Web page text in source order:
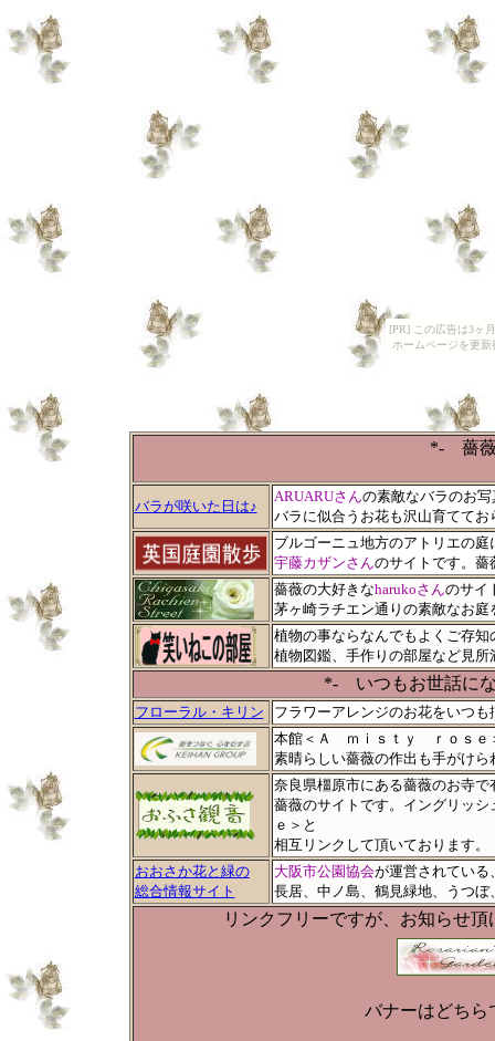
[PR] この広告は3ヶ
ホームページを更
*- 薔
バラが咲いた日は♪
ARUARUさんの素敵なバラのお
バラに似合うお花も沢山育てて
ブルゴーニュ地方のアトリエの
宇藤カザンさんのサイトです。薔
薔薇の大好きなharukoさんのサイ
茅ヶ崎ラチエン通りの素敵なお庭
植物の事ならなんでもよくご存知
植物図鑑、手作りの部屋など見所
*- いつもお世話に
フローラル・キリン
フラワーアレンジのお花をいつ
本館＜Ａ ｍｉｓｔｙ ｒｏｓｅ
素晴らしい薔薇の作出も手がけら
奈良県橿原市にある薔薇のお寺
薔薇のサイトです。イングリッ
ｅ＞と
相互リンクして頂いております。
おおさか花と緑の
総合情報サイト
大阪市公園協会が運営されている
長居、中ノ島、鶴見緑地、うつ
リンクフリーですが、お知らせ
バナーはどちら